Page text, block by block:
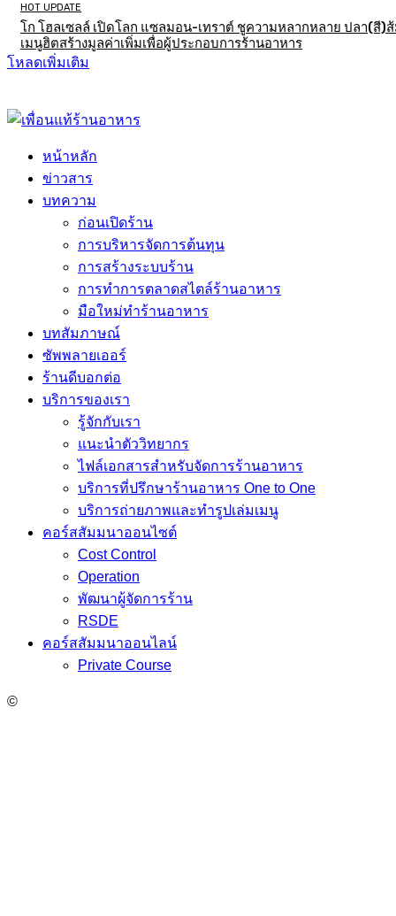
HOT UPDATE
โก โฮลเซลล์ เปิดโลก แซลมอน-เทราต์ ชูความหลากหลาย ปลา(สี)
เมนูฮิตสร้างมูลค่าเพิ่มเพื่อผู้ประกอบการร้านอาหาร
โหลดเพิ่มเติม
หน้าหลัก
ข่าวสาร
บทความ
ก่อนเปิดร้าน
การบริหารจัดการต้นทุน
การสร้างระบบร้าน
การทำการตลาดสไตล์ร้านอาหาร
มือใหม่ทำร้านอาหาร
บทสัมภาษณ์
ซัพพลายเออร์
ร้านดีบอกต่อ
บริการของเรา
รู้จักกับเรา
แนะนำตัววิทยากร
ไฟล์เอกสารสำหรับจัดการร้านอาหาร
บริการที่ปรึกษาร้านอาหาร One to One
บริการถ่ายภาพและทำรูปเล่มเมนู
คอร์สสัมมนาออนไซต์
Cost Control
Operation
พัฒนาผู้จัดการร้าน
RSDE
คอร์สสัมมนาออนไลน์
Private Course
©